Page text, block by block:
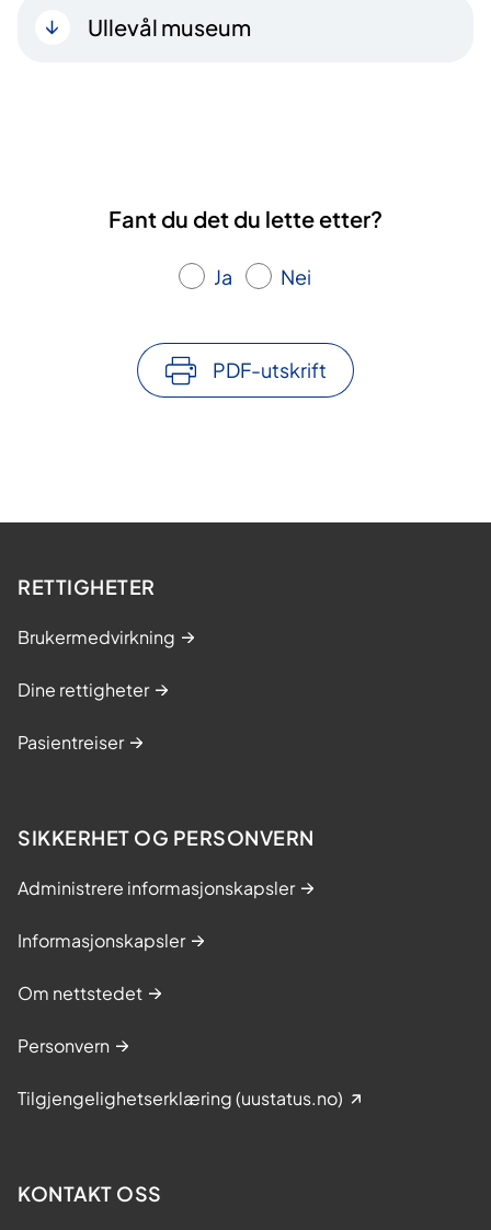
Ullevål museum
Fant du det du lette etter?
Ja Nei
PDF-utskrift
RETTIGHETER
Brukermedvirkning
Dine rettigheter
Pasientreiser
SIKKERHET OG PERSONVERN
Administrere informasjonskapsler
Informasjonskapsler
Om nettstedet
Personvern
Tilgjengelighetserklæring (uustatus.no)
KONTAKT OSS